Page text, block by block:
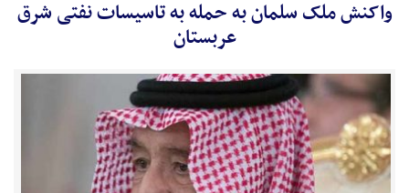
واکنش ملک سلمان به حمله به تاسیسات نفتی شرق
عربستان